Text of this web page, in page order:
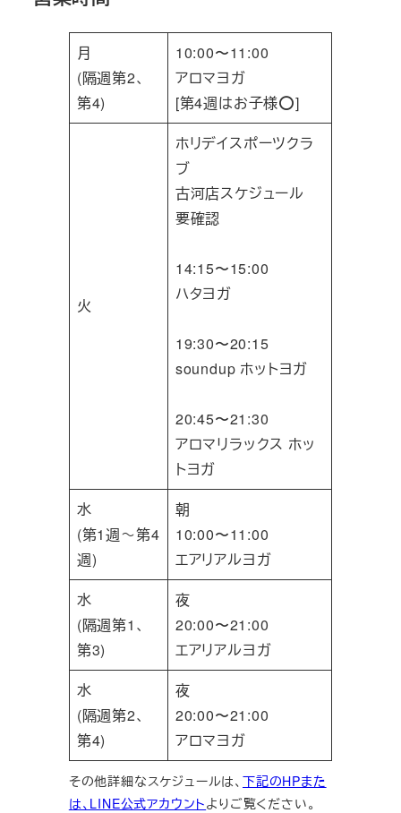
月
(隔週第2、
第4)
10:00〜11:00
アロマヨガ
[第4週はお子様⭕️]
火
ホリデイスポーツクラ
ブ
古河店スケジュール
要確認
14:15〜15:00
ハタヨガ
19:30〜20:15
soundup ホットヨガ
20:45〜21:30
アロマリラックス ホッ
トヨガ
水
(第1週～第4
週)
朝
10:00〜11:00
エアリアルヨガ
水
(隔週第1、
第3)
夜
20:00〜21:00
エアリアルヨガ
水
(隔週第2、
第4)
夜
20:00〜21:00
アロマヨガ
その他詳細なスケジュールは、 下記のHPまた
は、LINE公式アカウントよりご覧ください。